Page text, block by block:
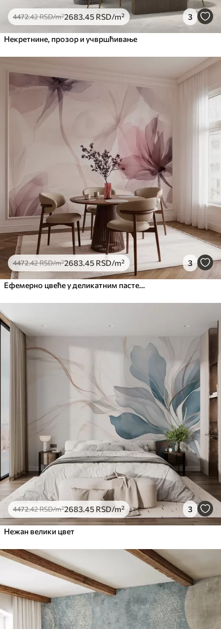
4472.42RSD/m²2683 .45 RSD/m² 3
Некретнине, прозор и учвршћивање
4472.42RSD/m²2683 .45 RSD/m² 3
4472.42RSD/m²2683 .45 RSD/m² 3
Нежан велики цвет